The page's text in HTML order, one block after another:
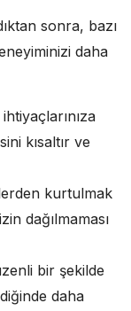
sonra, bazı
daha
kısaltır ve
kurtulmak
dağılmaması
bir şekilde
daha